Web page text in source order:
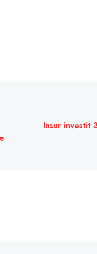
Insur investit